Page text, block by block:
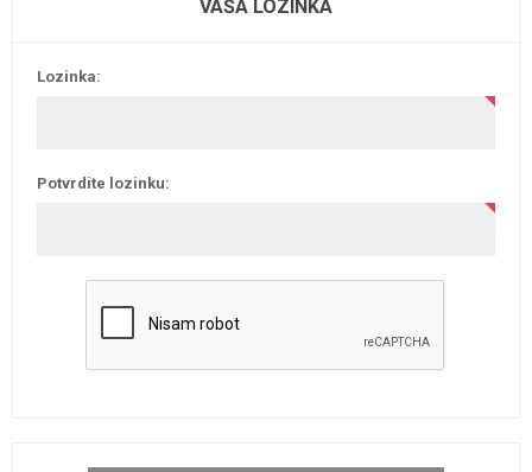
VAŠA LOZINKA
Lozinka:
Potvrdite lozinku: